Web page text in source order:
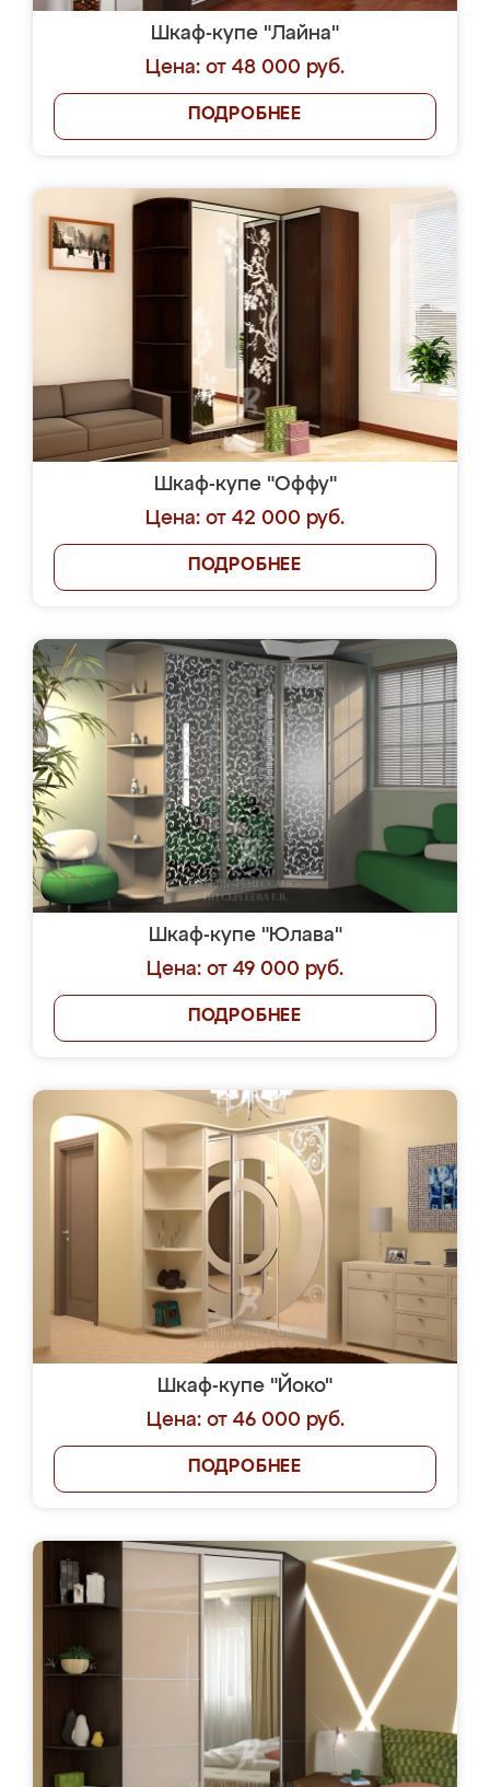
Шкаф-купе "Лайна"
Цена: от 48 000 руб.
ПОДРОБНЕЕ
Шкаф-купе "Оффу"
Цена: от 42 000 руб.
ПОДРОБНЕЕ
Шкаф-купе "Юлава"
Цена: от 49 000 руб.
ПОДРОБНЕЕ
Шкаф-купе "Йоко"
Цена: от 46 000 руб.
ПОДРОБНЕЕ